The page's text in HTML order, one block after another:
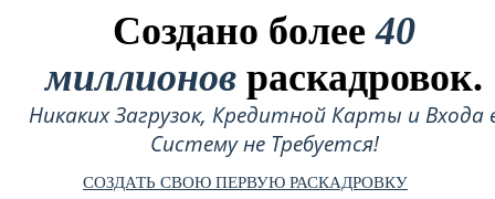
Создано более40
миллионов раскадровок.
Никаких Загрузок, Кредитной Карты и Входа
Систему не Требуется!
СОЗДАТЬ СВОЮ ПЕРВУЮ РАСКАДРОВКУ